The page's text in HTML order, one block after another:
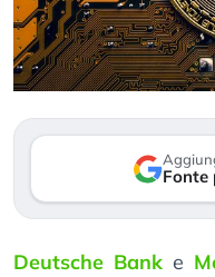
Fonte
Deutsche Bank e